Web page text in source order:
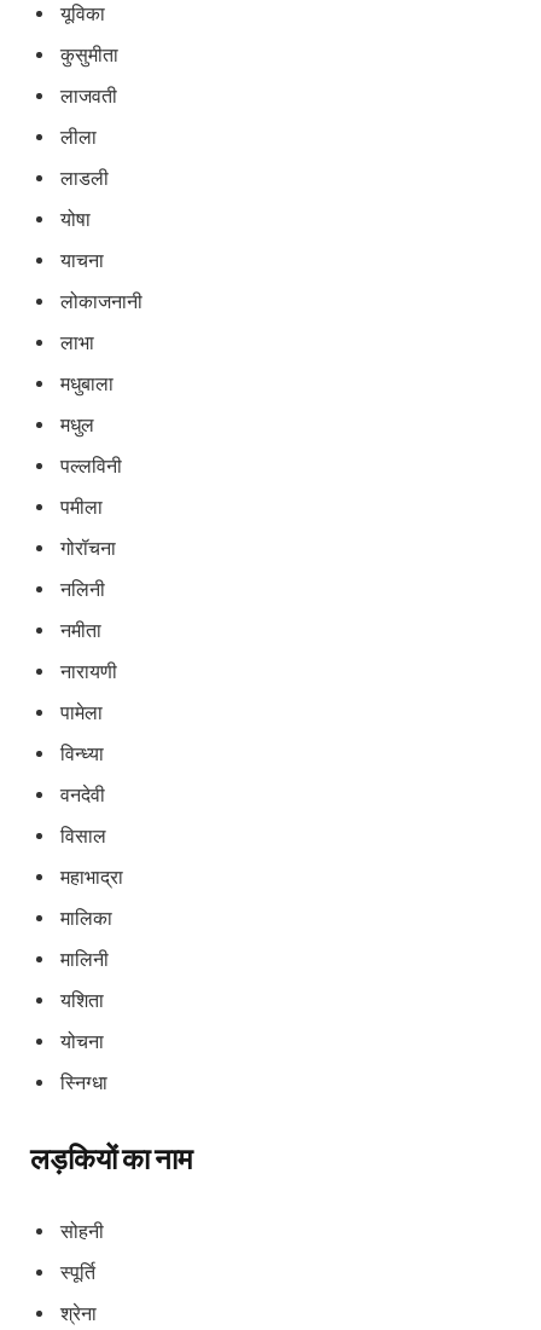
यूविका
कुसुमीता
लाजवती
लीला
लाडली
योषा
याचना
लोकाजनानी
लाभा
मधुबाला
मधुल
पल्लविनी
पमीला
गोरॉचना
नलिनी
नमीता
नारायणी
पामेला
विन्ध्या
वनदेवी
विसाल
महाभाद्रा
मालिका
मालिनी
यशिता
योचना
स्निग्धा
लड़कियों का नाम
सोहनी
स्पूर्ति
श्रेना